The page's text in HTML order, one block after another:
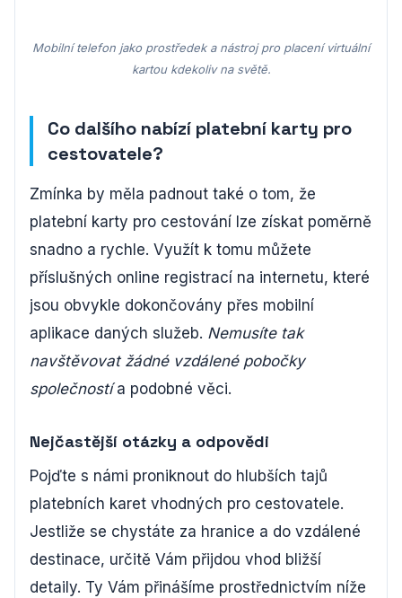
Mobilní telefon jako prostředek a nástroj pro placení virtuální
kartou kdekoliv na světě.
Co dalšího nabízí platební karty pro
cestovatele?
Zmínka by měla padnout také o tom, že
platební karty pro cestování lze získat poměrně
snadno a rychle. Využít k tomu můžete
příslušných online registrací na internetu, které
jsou obvykle dokončovány přes mobilní
aplikace daných služeb. Nemusíte tak
navštěvovat žádné vzdálené pobočky
společnostía podobné věci.
Nejčastější otázky a odpovědi
Pojďte s námi proniknout do hlubších tajů
platebních karet vhodných pro cestovatele.
Jestliže se chystáte za hranice a do vzdálené
destinace, určitě Vám přijdou vhod bližší
detaily. Ty Vám přinášíme prostřednictvím níže